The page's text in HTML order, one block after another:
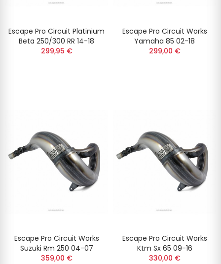
Escape Pro Circuit Platinium
Beta 250/300 RR 14-18
299,95 €
Escape Pro Circuit Works
Yamaha 85 02-18
299,00 €
Escape Pro Circuit Works
Suzuki Rm 250 04-07
359,00 €
Escape Pro Circuit Works
Ktm Sx 65 09-16
330,00 €